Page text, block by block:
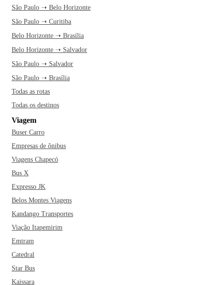
São Paulo ➝ Belo Horizonte
São Paulo ➝ Curitiba
Belo Horizonte ➝ Brasília
Belo Horizonte ➝ Salvador
São Paulo ➝ Salvador
São Paulo ➝ Brasília
Todas as rotas
Todas os destinos
Viagem
Buser Carro
Empresas de ônibus
Viagens Chapecó
Bus X
Expresso JK
Belos Montes Viagens
Kandango Transportes
Viação Itapemirim
Emtram
Catedral
Star Bus
Kaissara